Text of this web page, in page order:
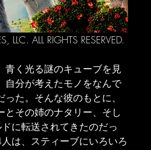
ALL RIGHTS RESERVED.
青く光る謎のキューブを見
自分が考えたモノをなんで
た。そんな彼のもとに、
その姉のナタリー、そし
に転送されてきたのだっ
は、スティーブにいろいろ